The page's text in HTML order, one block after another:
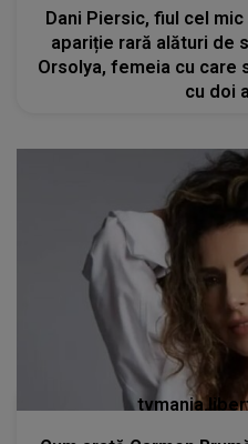
Dani Piersic, fiul cel
apariție rară alături de
Orsolya, femeia cu care
cu doi